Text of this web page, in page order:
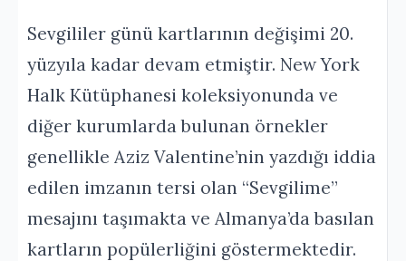
Sevgililer günü kartlarının değişimi 20.
yüzyıla kadar devam etmiştir. New York
Halk Kütüphanesi koleksiyonunda ve
diğer kurumlarda bulunan örnekler
genellikle Aziz Valentine’nin yazdığı iddia
edilen imzanın tersi olan “Sevgilime”
mesajını taşımakta ve Almanya’da basılan
kartların popülerliğini göstermektedir.